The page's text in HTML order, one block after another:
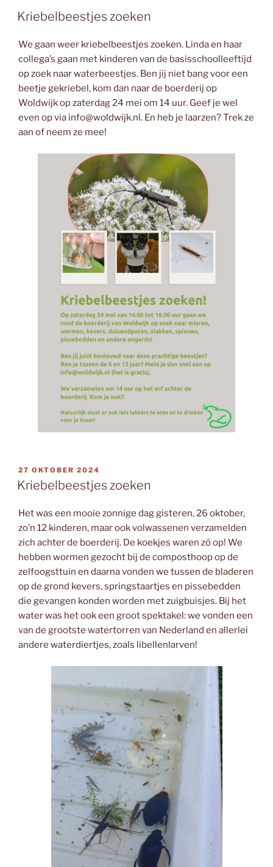
Kriebelbeestjes zoeken
We gaan weer kriebelbeestjes zoeken. Linda en haar
collega’s gaan met kinderen van de basisschoolleeftijd
op zoek naar waterbeestjes. Ben jij niet bang voor een
beetje gekriebel, kom dan naar de boerderij op
Woldwijk op zaterdag 24 mei om 14 uur. Geef je wel
even op via info@woldwijk.nl. En heb je laarzen? Trek ze
aan of neem ze mee!
GEPLAATST
OP
27 OKTOBER 2024
Kriebelbeestjes zoeken
Het was een mooie zonnige dag gisteren, 26 oktober,
zo’n 12 kinderen, maar ook volwassenen verzamelden
zich achter de boerderij. De koekjes waren zó op! We
hebben wormen gezocht bij de composthoop op de
zelfoogsttuin en daarna vonden we tussen de bladeren
op de grond kevers, springstaartjes en pissebedden
die gevangen konden worden met zuigbuisjes. Bij het
water was het ook een groot spektakel: we vonden een
van de grootste watertorren van Nederland en allerlei
andere waterdiertjes, zoals libellenlarven!